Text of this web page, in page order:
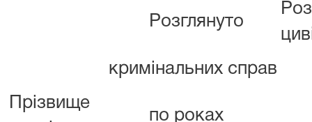
Розглянуто
кримінальних справ
Прізвище
по роках